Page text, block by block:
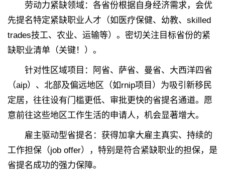
劳动力紧缺领域：各省份根据自身经济需求，会优
先提名特定紧缺职业人才（如医疗保健、幼教、skilled
trades技工、农业、运输等）。密切关注目标省份的紧
缺职业清单（关键！）。
针对性区域项目：阿省、萨省、曼省、大西洋四省
（aip）、北部及偏远地区（如rnip项目）为吸引新移民
定居，往往设有门槛更低、审批更快的省提名通道。愿
意前往这些地区工作生活的申请人，机会显著增大。
雇主驱动型省提名：获得加拿大雇主真实、持续的
工作担保（job offer），特别是符合紧缺职业的担保，是
省提名成功的强力保障。